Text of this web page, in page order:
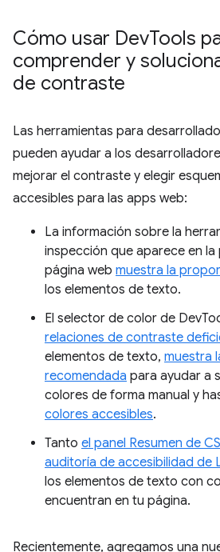
Cómo usar DevTools
comprender y
de contraste
Las herramientas para
pueden ayudar a los
mejorar el contraste y elegir
accesibles para las apps web:
La información sobre la
inspección que aparece en
página web muestra la
los elementos de texto.
El selector de color de
relaciones de contraste
elementos de texto, muestra
recomendada para ayudar a
colores de forma manual y
colores accesibles.
Tanto el panel Resumen de
auditoría de accesibilidad de
los elementos de texto con
encuentran en tu página.
Recientemente, agregamos una